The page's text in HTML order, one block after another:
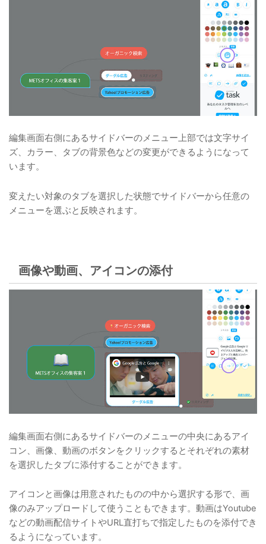
編集画面右側にあるサイドバーのメニュー上部では文字サイ
ズ、カラー、タブの背景色などの変更ができるようになって
います。
変えたい対象のタブを選択した状態でサイドバーから任意の
メニューを選ぶと反映されます。
画像や動画、アイコンの添付
編集画面右側にあるサイドバーのメニューの中央にあるアイ
コン、画像、動画のボタンをクリックするとそれぞれの素材
を選択したタブに添付することができます。
アイコンと画像は用意されたものの中から選択する形で、画
像のみアップロードして使うこともできます。動画はYoutube
などの動画配信サイトやURL直打ちで指定したものを添付でき
るようになっています。